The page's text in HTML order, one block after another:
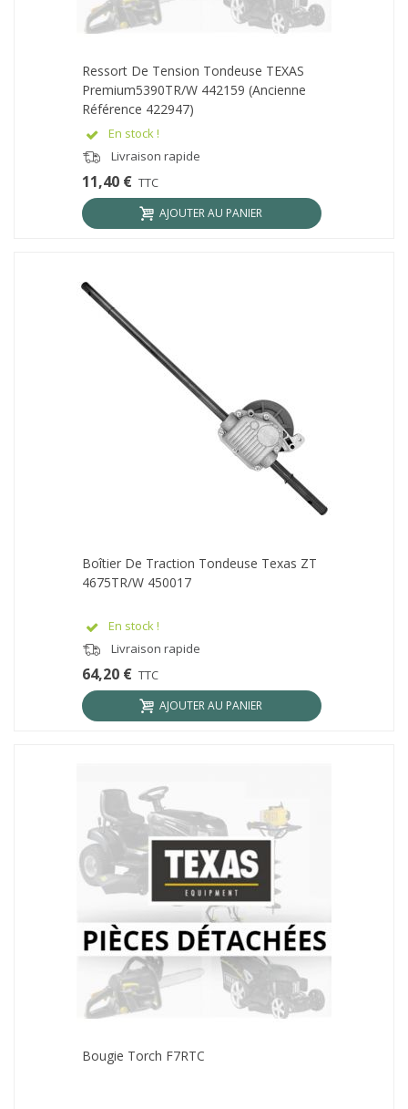
Ressort De Tension Tondeuse TEXAS
Premium5390TR/W 442159 (ancienne
Référence 422947)
En stock !
Livraison rapide
11,40 € TTC
AJOUTER AU PANIER
Boîtier De Traction Tondeuse Texas ZT
4675TR/W 450017
En stock !
Livraison rapide
64,20 € TTC
AJOUTER AU PANIER
Bougie Torch F7RTC